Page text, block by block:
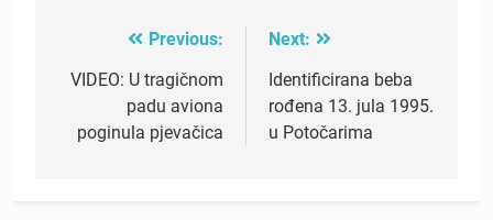
navigation
Previous:
VIDEO: U tragičnom
padu aviona
poginula pjevačica
Next:
Identificirana beba
rođena 13. jula 1995.
u Potočarima